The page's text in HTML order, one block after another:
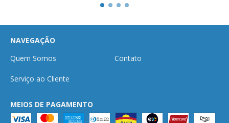
NAVEGAÇÃO
Quem Somos
Contato
Serviço ao Cliente
MEIOS DE PAGAMENTO